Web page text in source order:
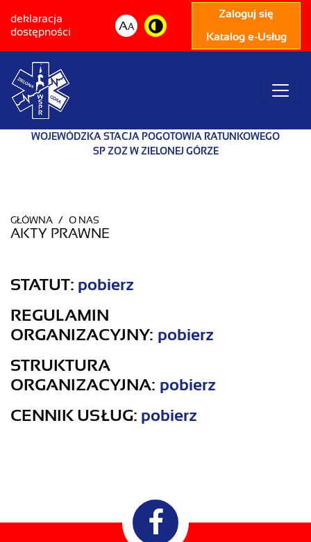
deklaracja
dostępności
AA
Katalog e-Usług
Zaloguj się
WOJEWÓDZKA STACJA POGOTOWIA RATUNKOWEGO
SP ZOZ W ZIELONEJ GÓRZE
GŁÓWNA O NAS
AKTY PRAWNE
STATUT: pobierz
REGULAMIN
ORGANIZACYJNY: pobierz
STRUKTURA
ORGANIZACYJNA: pobierz
CENNIK USŁUG: pobierz